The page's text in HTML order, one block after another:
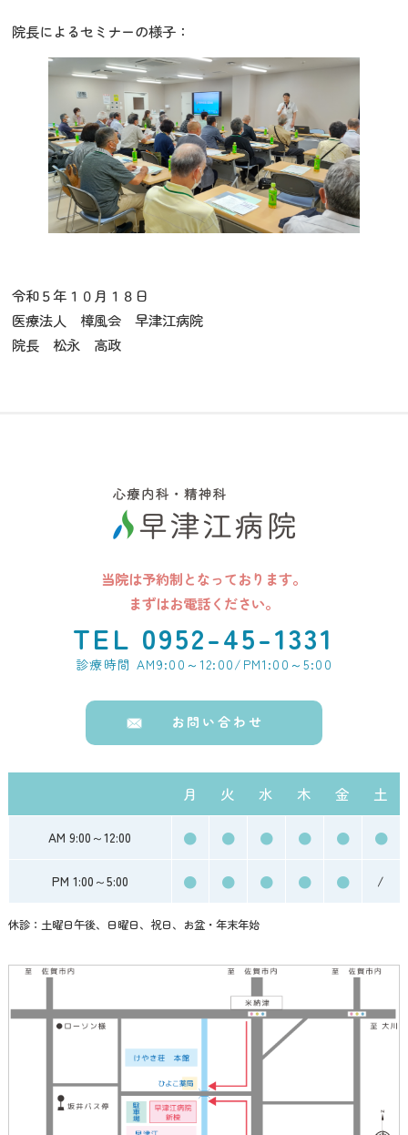
院長によるセミナーの様子：
令和５年１０月１８日
医療法人 樟風会 早津江病院
院長 松永 高政
当院は予約制となっております。
まずはお電話ください。
TEL 0952-45-1331
診療時間 AM9:00～12:00/PM1:00～5:00
お問い合わせ
月 火 水 木 金 土
AM 9:00～12:00 ● ● ● ● ● ●
PM 1:00～5:00 ● ● ● ● ● /
休診：土曜日午後、日曜日、祝日、お盆・年末年始